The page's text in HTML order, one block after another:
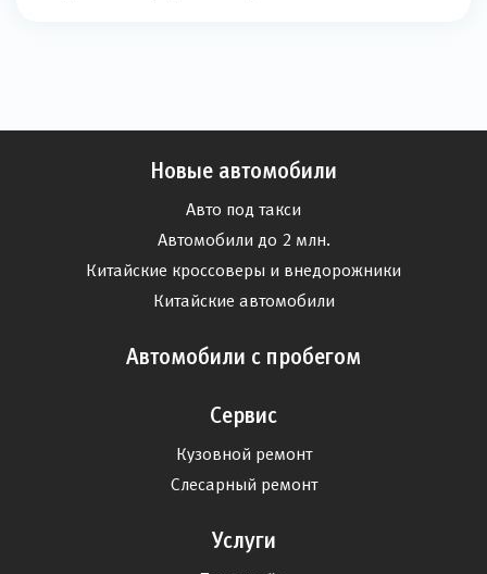
Новые автомобили
Авто под такси
Автомобили до 2 млн.
Китайские кроссоверы и внедорожники
Китайские автомобили
Автомобили с пробегом
Сервис
Кузовной ремонт
Слесарный ремонт
Услуги